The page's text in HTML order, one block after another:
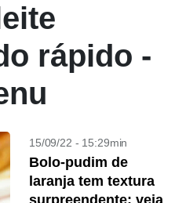
rápido -
15/09/22 - 15:29min
Bolo-pudim de
laranja tem textura
surpreendente; veja